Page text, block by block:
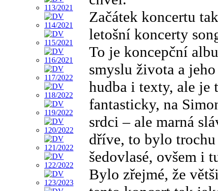
Začátek koncertu
letošní koncerty
To je koncepční
smyslu života a
hudba i texty, ale je
fantasticky, na
srdci – ale marná
dříve, to bylo
šedovlasé, ovšem i
Bylo zřejmé, že